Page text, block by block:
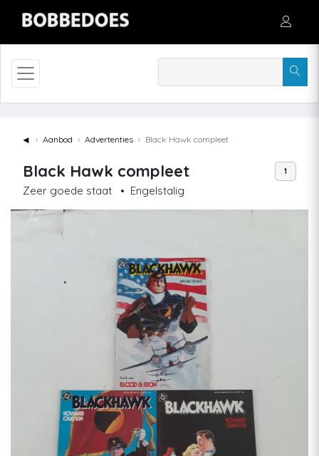
◄ Aanbod Advertenties Black Hawk compleet
Black Hawk compleet
Zeer goede staat • Engelstalig
1